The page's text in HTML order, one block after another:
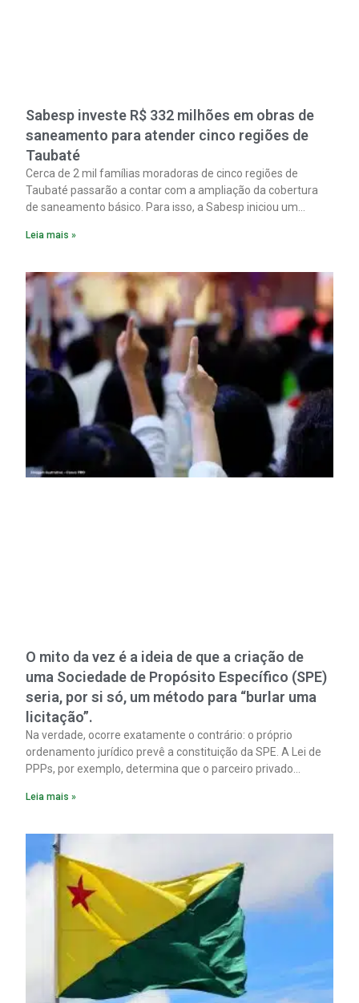
Sabesp investe R$ 332 milhões em obras de
saneamento para atender cinco regiões de
Taubaté
Cerca de 2 mil famílias moradoras de cinco regiões de
Taubaté passarão a contar com a ampliação da cobertura
de saneamento básico. Para isso, a Sabesp iniciou um
milhões.
Leia mais »
O mito da vez é a ideia de que a criação de
uma Sociedade de Propósito Específico (SPE)
seria, por si só, um método para “burlar uma
licitação”.
Na verdade, ocorre exatamente o contrário: o próprio
ordenamento jurídico prevê a constituição da SPE. A Lei de
PPPs, por exemplo, determina que o parceiro privado
empreendimento. Ou seja, a suposta “fraude à licitação” é
figura é facultativa e sujeita a uma escolha racional de
projeto a projeto.
Leia mais »